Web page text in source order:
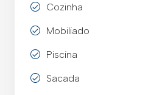
Cozinha
Mobiliado
Piscina
Sacada